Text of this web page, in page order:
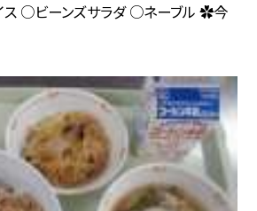
○ビーンズサラダ ○ネーブル ✿今